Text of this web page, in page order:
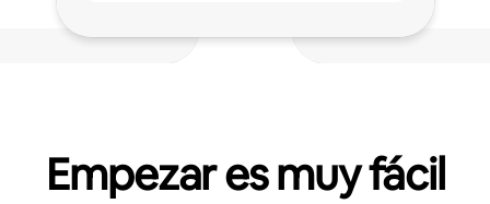
Empezar es muy fácil